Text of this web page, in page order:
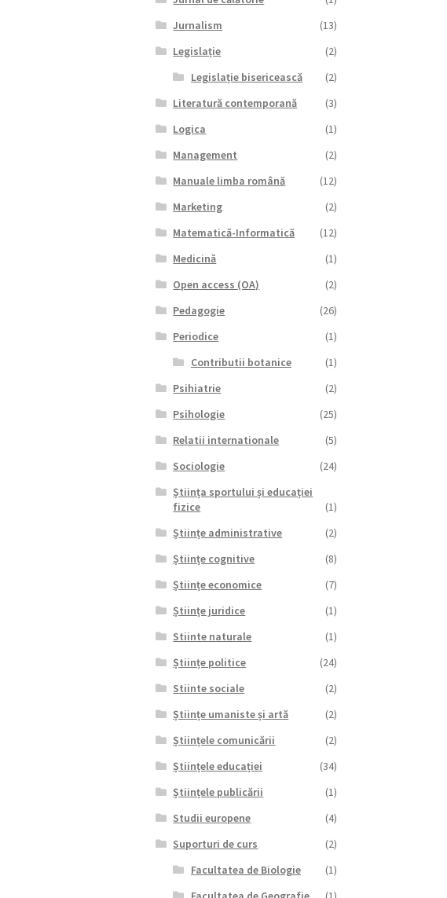
Jurnalism
(13)
Legislație
(2)
Legislație bisericească
(2)
Literatură contemporană
(3)
Logica
(1)
Management
(2)
Manuale limba română
(12)
Marketing
(2)
Matematică-Informatică
(12)
Medicină
(1)
Open access (OA)
(2)
Pedagogie
(26)
Periodice
(1)
Contributii botanice
(1)
Psihiatrie
(2)
Psihologie
(25)
Relatii internationale
(5)
Sociologie
(24)
Știința sportului și educației
fizice
(1)
Științe administrative
(2)
Științe cognitive
(8)
Științe economice
(7)
Științe juridice
(1)
Stiinte naturale
(1)
Științe politice
(24)
Stiinte sociale
(2)
Științe umaniste și artă
(2)
Științele comunicării
(2)
Științele educației
(34)
Științele publicării
(1)
Studii europene
(4)
Suporturi de curs
(2)
Facultatea de Biologie
(1)